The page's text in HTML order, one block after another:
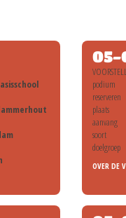
05-
podium
reserveren
plaats
aanvang
soort
doelgroep
OVER DE